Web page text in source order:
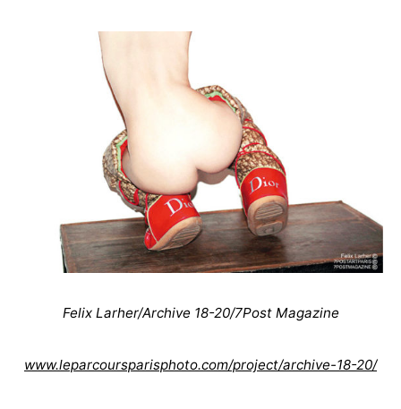
Felix Larher/Archive 18-20/7Post Magazine
www.leparcoursparisphoto.com/project/archive-18-20/